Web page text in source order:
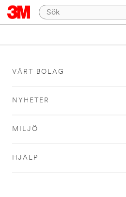
VÅRT BOLAG
NYHETER
MILJÖ
HJÄLP